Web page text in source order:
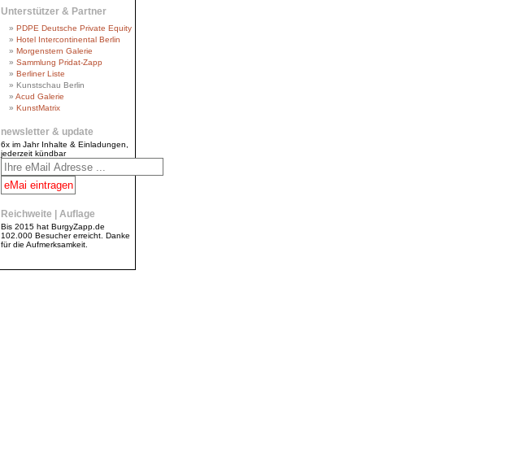
Unterstützer & Partner
PDPE Deutsche Private Equity
Hotel Intercontinental Berlin
Morgenstern Galerie
Sammlung Pridat-Zapp
Berliner Liste
Kunstschau Berlin
Acud Galerie
KunstMatrix
newsletter & update
6x im Jahr Inhalte & Einladungen,
jederzeit kündbar
Reichweite | Auflage
Bis 2015 hat BurgyZapp.de
102.000 Besucher erreicht. Danke
für die Aufmerksamkeit.